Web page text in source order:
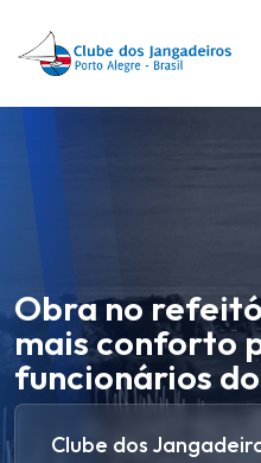
Obra no
mais conforto
funcionários
Clube dos